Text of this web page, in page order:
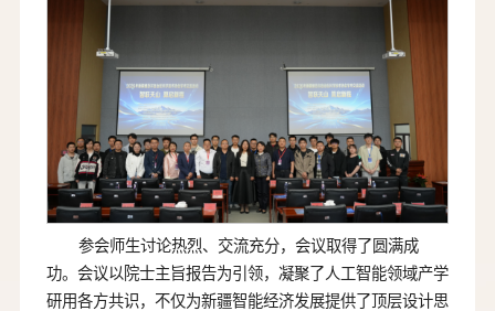
参会师生讨论热烈、交流充分，会议取得了圆满成
功。会议以院士主旨报告为引领，凝聚了人工智能领域产学
研用各方共识，不仅为新疆智能经济发展提供了顶层设计思